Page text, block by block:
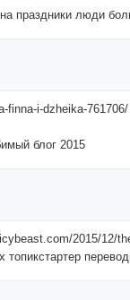
праздники люди
finna-i-dzheika-
блог 2015
2015/12/
топикстартер